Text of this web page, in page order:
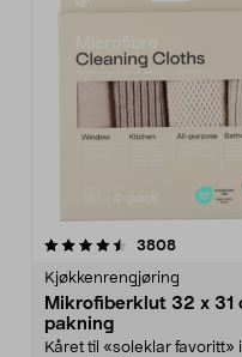
3808
Kjøkkenrengjøring
Mikrofiberklut 32 x 31
pakning
Kåret til «soleklar favoritt» i
4.5av 5 stjerner